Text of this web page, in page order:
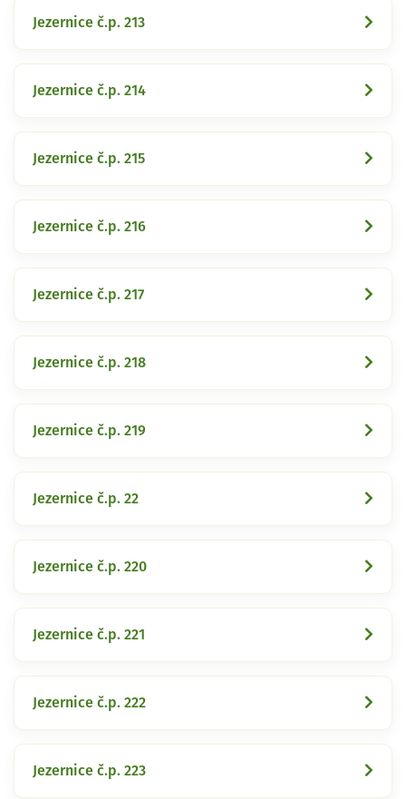
Jezernice č.p. 213
Jezernice č.p. 214
Jezernice č.p. 215
Jezernice č.p. 216
Jezernice č.p. 217
Jezernice č.p. 218
Jezernice č.p. 219
Jezernice č.p. 22
Jezernice č.p. 220
Jezernice č.p. 221
Jezernice č.p. 222
Jezernice č.p. 223